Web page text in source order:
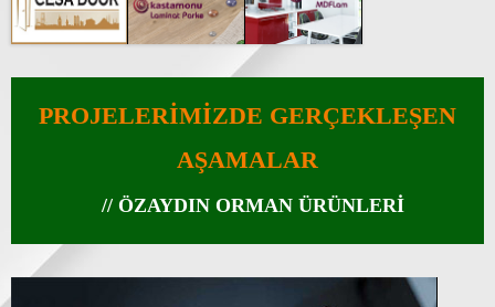
PROJELERİMİZDE GERÇEKLEŞEN
AŞAMALAR
// ÖZAYDIN ORMAN ÜRÜNLERİ